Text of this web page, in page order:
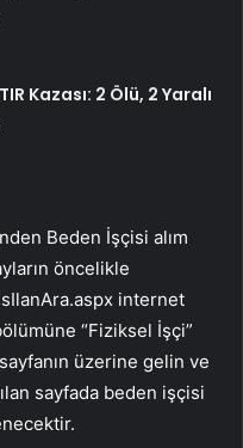
Kazası: 2 Ölü, 2 Yaralı
Beden İşçisi alım
öncelikle
internet
“Fiziksel İşçi”
üzerine gelin ve
sayfada beden işçisi